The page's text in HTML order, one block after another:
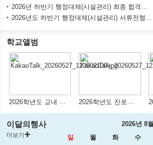
2026년 하반기 행정대체(시설관리) 최종 합격자 발표 및 채용후보자 등록 공고
2026년도 하반기 행정대체(시설관리) 서류전형 합격자 결정 및 면접시험 시행계획 공고
학교앨범
2026학년도 교내 체육한마당 2026학년도 진로체험학습 실시
이달의행사
더보기
2026년 8월
일
월 화 수